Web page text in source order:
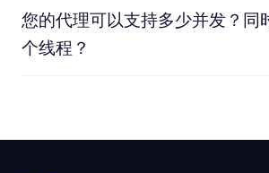
您的代理可以支持多少并发？同
个线程？